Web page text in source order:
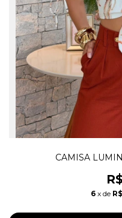
CAMISA
6 x de